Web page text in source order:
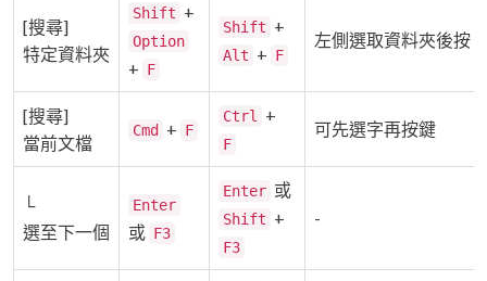
[搜尋]
特定資料夾
Shift +
Option
+ F
Shift +
Alt + F
左側選取資料夾後按
[搜尋]
當前文檔
Cmd + F
Ctrl +
F
可先選字再按鍵
└
選至下一個
Enter
或 F3
Enter 或
Shift +
F3
-